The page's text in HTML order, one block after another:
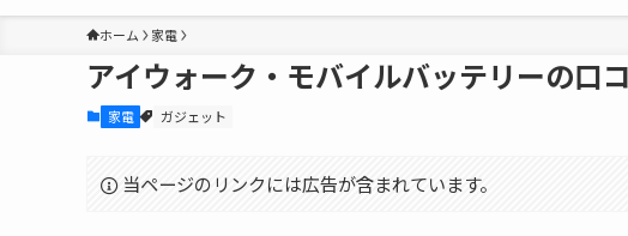
ホーム 家電
アイウォーク・モバイルバッテリーの口
家電 ガジェット
当ページのリンクには広告が含まれています。